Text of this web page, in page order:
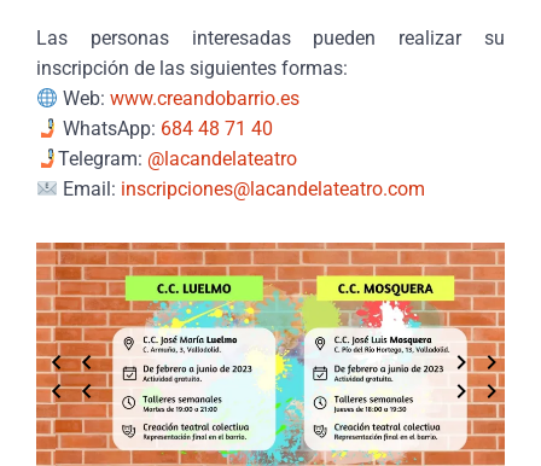
Las personas interesadas pueden realizar su
inscripción de las siguientes formas:
Web:www.creandobarrio.es
WhatsApp: 684 48 71 40
Telegram: @lacandelateatro
Email: inscripciones@lacandelateatro.com